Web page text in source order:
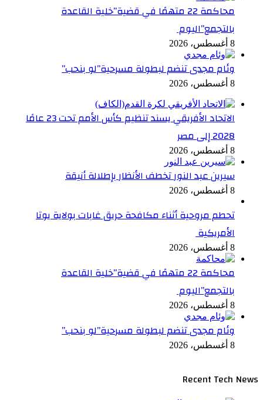
محاكمة 22 متهمًا في قضية”خلية القاعدة
بالتجمع”اليوم
8 أغسطس، 2026
وئام مجدى تنضم لبطولة مسرحية”لو بنحب”
8 أغسطس، 2026
الاتحاد الأفريقي يسند تنظيم كأس الأمم تحت 23 عامًا
2028 إلى مصر
8 أغسطس، 2026
سيرين عبد النور تخطف الأنظار بإطلالة أنيقة
8 أغسطس، 2026
تحطم مروحية أثناء مكافحة حريق غابات بولاية يوتا
الأمريكية
8 أغسطس، 2026
محاكمة 22 متهمًا في قضية”خلية القاعدة
بالتجمع”اليوم
8 أغسطس، 2026
وئام مجدى تنضم لبطولة مسرحية”لو بنحب”
8 أغسطس، 2026
Recent Tech News